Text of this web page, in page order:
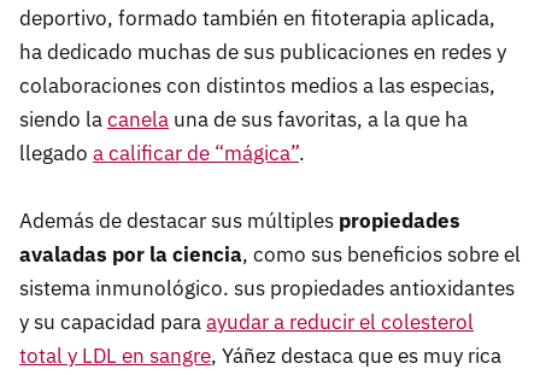
deportivo, formado también en fitoterapia aplicada,
ha dedicado muchas de sus publicaciones en redes y
colaboraciones con distintos medios a las especias,
siendo lacanela una de sus favoritas, a la que ha
llegado a calificar de “mágica”.
Además de destacar sus múltiples propiedades
avaladas por la ciencia, como sus beneficios sobre el
sistema inmunológico. sus propiedades antioxidantes
y su capacidad paraayudar a reducir el colesterol
total y LDL en sangre, Yáñez destaca que es muy rica